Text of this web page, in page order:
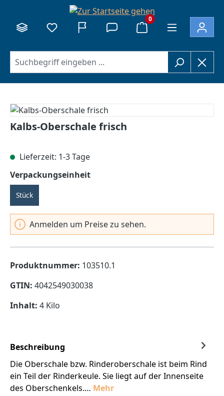
0
Bildergalerie überspringen
Kalbs-Oberschale frisch
Lieferzeit: 1-3 Tage
Verpackungseinheitauswählen
Stück
Anmelden um Preise zu sehen.
Produktnummer: 103510.1
GTIN: 4042549030038
Inhalt: 4 Kilo
Beschreibung
Die Oberschale bzw. Rinderoberschale ist beim Rind
ein Teil der Rinderkeule. Sie liegt auf der Innenseite
des Oberschenkels.… Mehr